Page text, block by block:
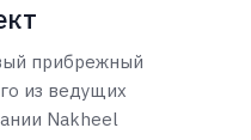
прибрежный
из ведущих
Nakheel